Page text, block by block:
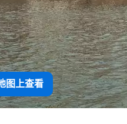
图上查看